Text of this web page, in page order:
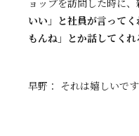
ョップを訪問した時に、
いい」と社員が言って
もんね」とか話してくれ
早野： それは嬉しいです